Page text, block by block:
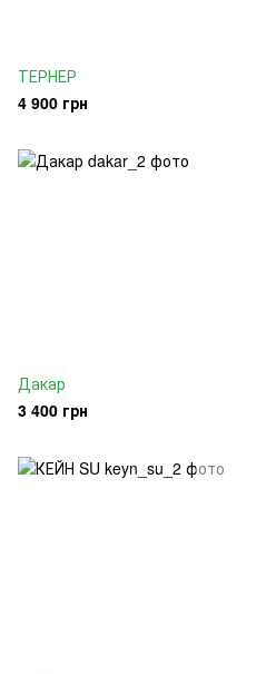
ТЕРНЕР
4 900 грн
Дакар
3 400 грн